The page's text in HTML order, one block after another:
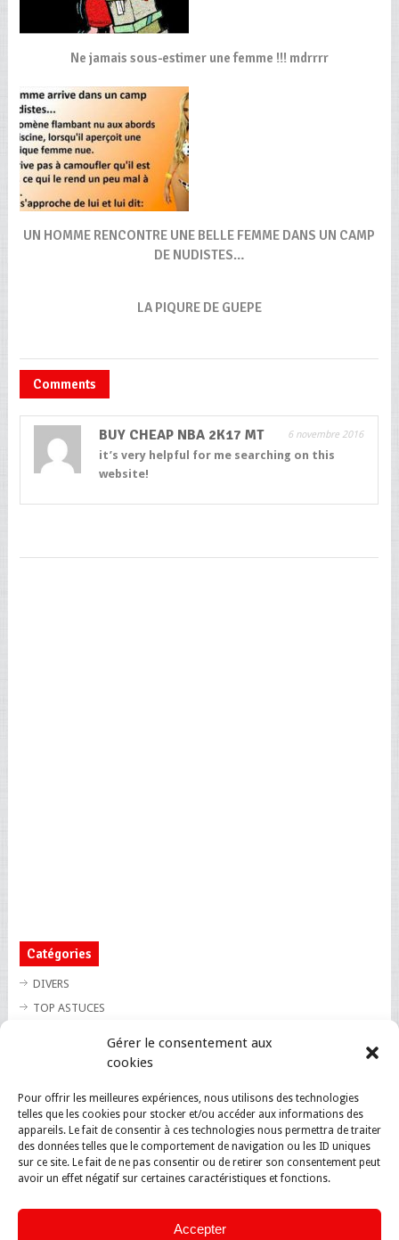
Gérer le consentement aux
cookies
Pour offrir les meilleures expériences, nous utilisons des technologies
telles que les cookies pour stocker et/ou accéder aux informations des
appareils. Le fait de consentir à ces technologies nous permettra de traiter
des données telles que le comportement de navigation ou les ID uniques
sur ce site. Le fait de ne pas consentir ou de retirer son consentement peut
avoir un effet négatif sur certaines caractéristiques et fonctions.
Accepter
Ne jamais sous-estimer une femme !!! mdrrrr
UN HOMME RENCONTRE UNE BELLE FEMME DANS UN CAMP
DE NUDISTES…
LA PIQURE DE GUEPE
Comments
BUY CHEAP NBA 2K17 MT 6 novembre 2016
it’s very helpful for me searching on this
website!
Catégories
DIVERS
TOP ASTUCES
TOP INSOLITE
TOP SANTE